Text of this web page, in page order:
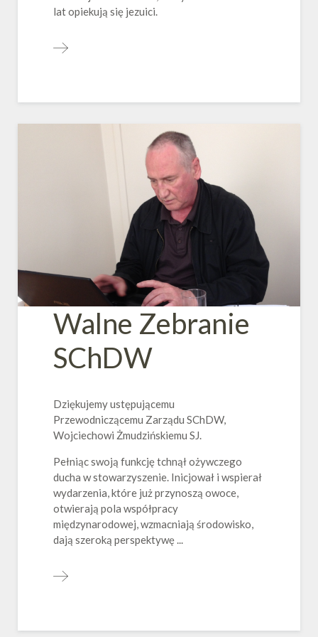
lat opiekują się jezuici.
Walne Zebranie
SChDW
Dziękujemy ustępującemu
Przewodniczącemu Zarządu SChDW,
Wojciechowi Żmudzińskiemu SJ.
Pełniąc swoją funkcję tchnął ożywczego
ducha w stowarzyszenie. Inicjował i wspierał
wydarzenia, które już przynoszą owoce,
otwierają pola współpracy
międzynarodowej, wzmacniają środowisko,
dają szeroką perspektywę ...